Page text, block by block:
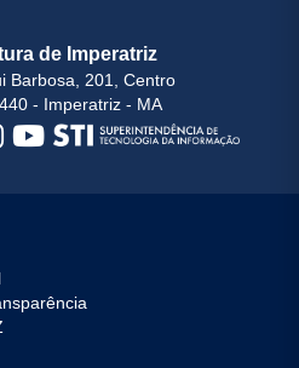
de Imperatriz
Barbosa, 201, Centro
- Imperatriz - MA